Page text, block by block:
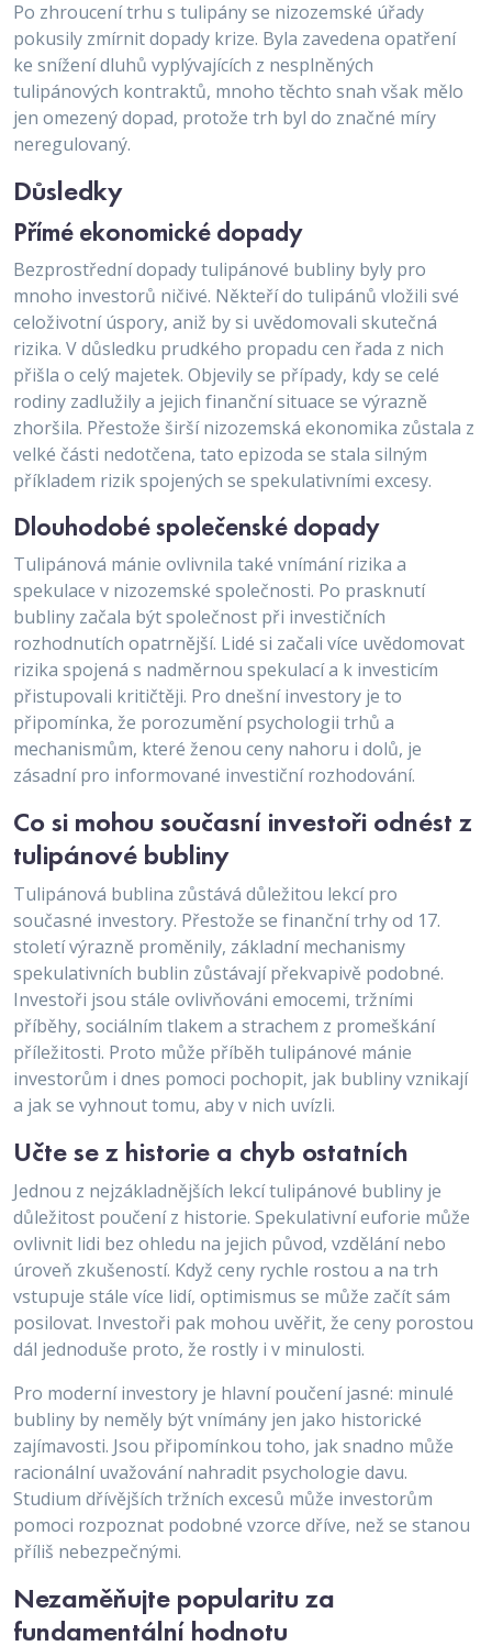
Po zhroucení trhu s tulipány se nizozemské úřady
pokusily zmírnit dopady krize. Byla zavedena opatření
ke snížení dluhů vyplývajících z nesplněných
tulipánových kontraktů, mnoho těchto snah však mělo
jen omezený dopad, protože trh byl do značné míry
neregulovaný.
Důsledky
Přímé ekonomické dopady
Bezprostřední dopady tulipánové bubliny byly pro
mnoho investorů ničivé. Někteří do tulipánů vložili své
celoživotní úspory, aniž by si uvědomovali skutečná
rizika. V důsledku prudkého propadu cen řada z nich
přišla o celý majetek. Objevily se případy, kdy se celé
rodiny zadlužily a jejich finanční situace se výrazně
zhoršila. Přestože širší nizozemská ekonomika zůstala z
velké části nedotčena, tato epizoda se stala silným
příkladem rizik spojených se spekulativními excesy.
Dlouhodobé společenské dopady
Tulipánová mánie ovlivnila také vnímání rizika a
spekulace v nizozemské společnosti. Po prasknutí
bubliny začala být společnost při investičních
rozhodnutích opatrnější. Lidé si začali více uvědomovat
rizika spojená s nadměrnou spekulací a k investicím
přistupovali kritičtěji. Pro dnešní investory je to
připomínka, že porozumění psychologii trhů a
mechanismům, které ženou ceny nahoru i dolů, je
zásadní pro informované investiční rozhodování.
Co si mohou současní investoři odnést z
tulipánové bubliny
Tulipánová bublina zůstává důležitou lekcí pro
současné investory. Přestože se finanční trhy od 17.
století výrazně proměnily, základní mechanismy
spekulativních bublin zůstávají překvapivě podobné.
Investoři jsou stále ovlivňováni emocemi, tržními
příběhy, sociálním tlakem a strachem z promeškání
příležitosti. Proto může příběh tulipánové mánie
investorům i dnes pomoci pochopit, jak bubliny vznikají
a jak se vyhnout tomu, aby v nich uvízli.
Učte se z historie a chyb ostatních
Jednou z nejzákladnějších lekcí tulipánové bubliny je
důležitost poučení z historie. Spekulativní euforie může
ovlivnit lidi bez ohledu na jejich původ, vzdělání nebo
úroveň zkušeností. Když ceny rychle rostou a na trh
vstupuje stále více lidí, optimismus se může začít sám
posilovat. Investoři pak mohou uvěřit, že ceny porostou
dál jednoduše proto, že rostly i v minulosti.
Pro moderní investory je hlavní poučení jasné: minulé
bubliny by neměly být vnímány jen jako historické
zajímavosti. Jsou připomínkou toho, jak snadno může
racionální uvažování nahradit psychologie davu.
Studium dřívějších tržních excesů může investorům
pomoci rozpoznat podobné vzorce dříve, než se stanou
příliš nebezpečnými.
Nezaměňujte popularitu za
fundamentální hodnotu